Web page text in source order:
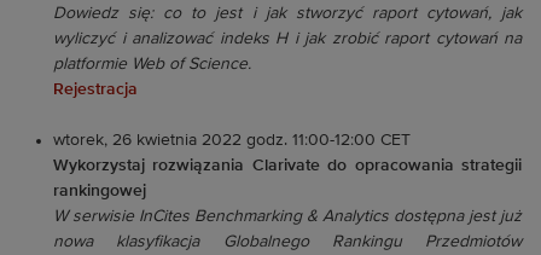
Dowiedz się: co to jest i jak stworzyć raport cytowań, jak
wyliczyć i analizować indeks H i jak zrobić raport cytowań na
platformie Web of Science.
Rejestracja
wtorek, 26 kwietnia 2022 godz. 11:00-12:00 CET
Wykorzystaj rozwiązania Clarivate do opracowania strategii
rankingowej
W serwisie InCites Benchmarking & Analytics dostępna jest już
nowa klasyfikacja Globalnego Rankingu Przedmiotów